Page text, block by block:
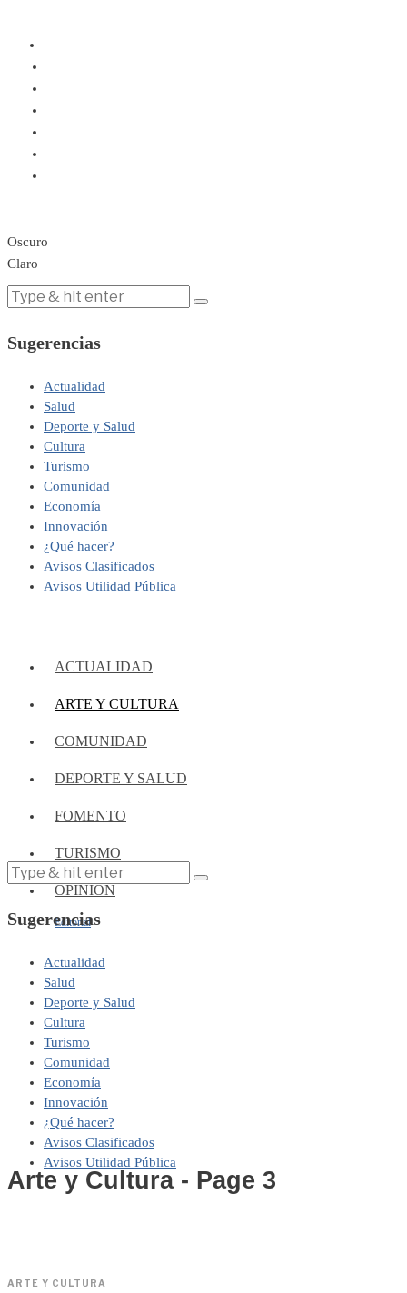
Oscuro
Claro
Sugerencias
Actualidad
Salud
Deporte y Salud
Cultura
Turismo
Comunidad
Economía
Innovación
¿Qué hacer?
Avisos Clasificados
Avisos Utilidad Pública
ACTUALIDAD
ARTE Y CULTURA
COMUNIDAD
DEPORTE Y SALUD
FOMENTO
TURISMO
OPINIÓN
Editorial
Sugerencias
Actualidad
Salud
Deporte y Salud
Cultura
Turismo
Comunidad
Economía
Innovación
¿Qué hacer?
Avisos Clasificados
Avisos Utilidad Pública
Arte y Cultura- Page 3
ARTE Y CULTURA